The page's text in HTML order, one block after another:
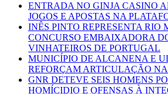
ENTRADA NO GINJA CASINO
JOGOS E APOSTAS NA
INÊS PINTO REPRESENTA RIO
CONCURSO EMBAIXADORA
VINHATEIROS DE PORTUGAL
MUNICÍPIO DE ALCANENA E
REFORÇAM ARTICULAÇÃO
GNR DETEVE SEIS HOMENS
HOMÍCIDIO E OFENSAS À